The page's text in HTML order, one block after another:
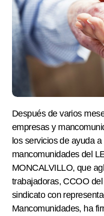
Después de varios meses de negociación con las
empresas y
los servicios de ayuda
mancomunidades del
MONCALVILLO, que
trabajadoras, CCOO
sindicato con
Mancomunidades, ha